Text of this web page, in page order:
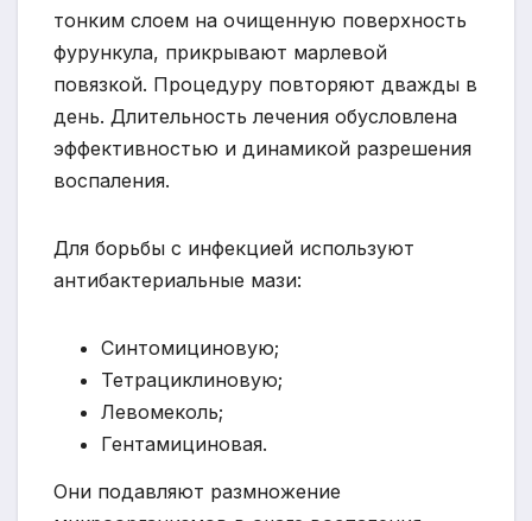
тонким слоем на очищенную поверхность
фурункула, прикрывают марлевой
повязкой. Процедуру повторяют дважды в
день. Длительность лечения обусловлена
эффективностью и динамикой разрешения
воспаления.
Для борьбы с инфекцией используют
антибактериальные мази:
Синтомициновую;
Тетрациклиновую;
Левомеколь;
Гентамициновая.
Они подавляют размножение